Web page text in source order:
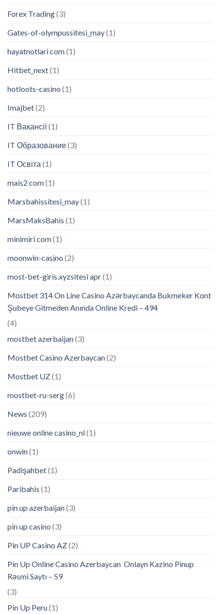
Forex Trading(3)
Gates-of-olympussitesi_may(1)
hayatnotlari com(1)
Hitbet_next(1)
hotloots-casino (1)
Imajbet(2)
IT Вакансії(1)
IT Образование(3)
IT Освіта (1)
mais2 com(1)
Marsbahissitesi_may(1)
MarsMaksBahis (1)
minimiri com(1)
moonwin-casino (2)
most-bet-giris.xyzsitesi apr(1)
Mostbet 314 On Line Casino Azərbaycanda Bukmeker Kont
Şubeye Gitmeden Anında Online Kredi – 494
(4)
mostbet azerbaijan(3)
Mostbet Casino Azerbaycan(2)
Mostbet UZ(1)
mostbet-ru-serg(6)
News (209)
nieuwe online casino_nl(1)
onwin(1)
Padişahbet(1)
Paribahis (1)
pin up azerbaijan(3)
pin up casino (3)
Pin UP Casino AZ(2)
Pin Up Online Casino Azerbaycan ️ Onlayn Kazino Pinup
Rəsmi Saytı – 59
(3)
Pin Up Peru(1)